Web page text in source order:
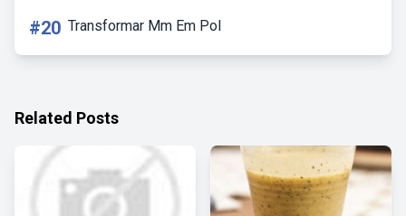
#20 Transformar Mm Em Pol
Related Posts